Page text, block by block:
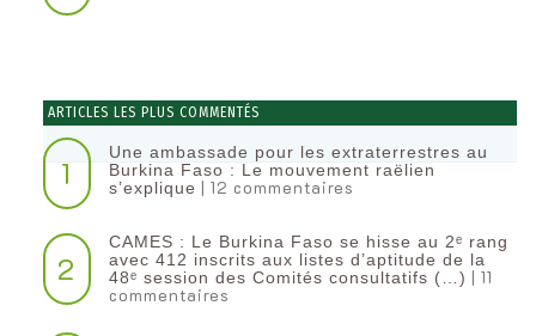
ARTICLES LES PLUS COMMENTÉS
1
Une ambassade pour les extraterrestres au
Burkina Faso : Le mouvement raëlien
s’explique | 12 commentaires
2
CAMES : Le Burkina Faso se hisse au 2ᵉ rang
avec 412 inscrits aux listes d’aptitude de la
48ᵉ session des Comités consultatifs (…) | 11
commentaires